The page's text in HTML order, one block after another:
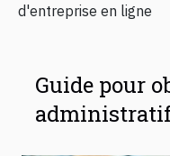
d'entreprise en ligne
Guide pour